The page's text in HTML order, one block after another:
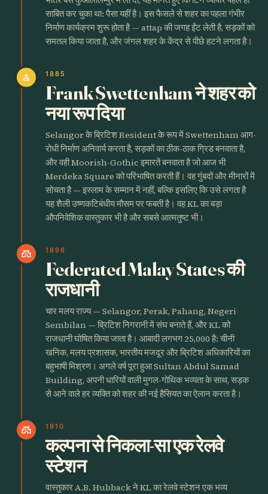
साबित कर चुका था: पैसा यहीं है। इस फैसले से शहर का पहला गंभीर
निर्माण कार्यक्रम शुरू होता है — attap की जगह ईंट लेती है, सड़कों को
समतल किया जाता है, और जंगल शहर के केंद्र से पीछे हटने लगता है।
person 1885
Frank Swettenham ने शहर को
नया रूप दिया
Selangor के ब्रिटिश Resident के रूप में Swettenham आग-
रोधी निर्माण अनिवार्य करता है, सड़कों का ठीक-ठाक ग्रिड बनवाता है,
और वही Moorish-Gothic इमारतें बनवाता है जो आज भी
Merdeka Square को परिभाषित करती हैं। वह गुंबदों और मीनारों में
सोचता है — इस्लाम के सम्मान में नहीं, बल्कि इसलिए कि उसे लगता है
यह शैली उष्णकटिबंधीय मौसम पर फबती है। वह KL का बड़ा
औपनिवेशिक वास्तुकार भी है और सबसे आत्मतुष्ट भी।
castle 1896
Federated Malay States की
राजधानी
चार मलय राज्य — Selangor, Perak, Pahang, Negeri
Sembilan — ब्रिटिश निगरानी में संघ बनाते हैं, और KL को
राजधानी घोषित किया जाता है। आबादी लगभग 25,000 है: चीनी
खनिक, मलय प्रशासक, भारतीय मजदूर और ब्रिटिश अधिकारियों का
बहुभाषी मिश्रण। अगले वर्ष पूरा हुआ Sultan Abdul Samad
Building, अपनी धारियों वाली मुगल-गोथिक भव्यता के साथ, सड़क
से आने वाले हर व्यक्ति को शहर की नई हैसियत का ऐलान करता है।
castle 1910
कल्पना से निकला-सा एक रेलवे
स्टेशन
वास्तुकार A.B. Hubback ने KL का रेलवे स्टेशन एक भव्य